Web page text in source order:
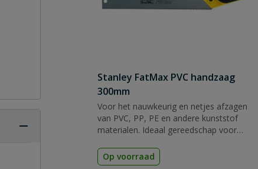
Stanley FatMax PVC handzaag
300mm
Voor het nauwkeurig en netjes afzagen
van PVC, PP, PE en andere kunststof
materialen. Ideaal gereedschap voor
Op voorraad